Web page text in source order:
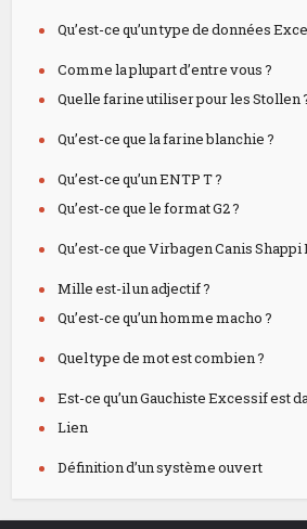
Qu’est-ce qu’un type de données
Comme la plupart d’entre vous ?
Quelle farine utiliser pour les Stollen
Qu’est-ce que la farine blanchie ?
Qu’est-ce qu’un ENTP T ?
Qu’est-ce que le format G2 ?
Qu’est-ce que Virbagen Canis Shappi
Mille est-il un adjectif ?
Qu’est-ce qu’un homme macho ?
Quel type de mot est combien ?
Est-ce qu’un Gauchiste Excessif est
Lien
Définition d’un système ouvert